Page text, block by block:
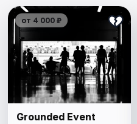
от 4 000 ₽
Grounded Event